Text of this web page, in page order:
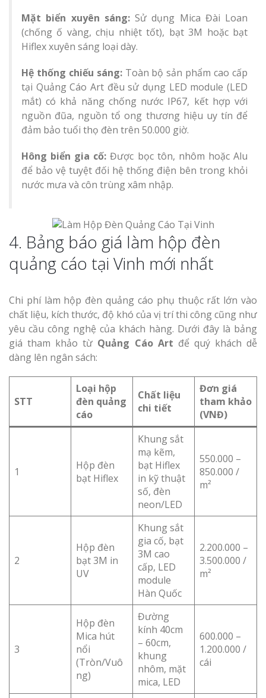
Mặt biển xuyên sáng:Sử dụng Mica Đài Loan
(chống ố vàng, chịu nhiệt tốt), bạt 3M hoặc bạt
Hiflex xuyên sáng loại dày.
Hệ thống chiếu sáng:Toàn bộ sản phẩm cao cấp
tại Quảng Cáo Art đều sử dụng LED module (LED
mắt) có khả năng chống nước IP67, kết hợp với
nguồn đũa, nguồn tổ ong thương hiệu uy tín để
đảm bảo tuổi thọ đèn trên 50.000 giờ.
Hông biển gia cố: Được bọc tôn, nhôm hoặc Alu
để bảo vệ tuyệt đối hệ thống điện bên trong khỏi
nước mưa và côn trùng xâm nhập.
4. Bảng báo giá làm hộp đèn
quảng cáo tại Vinh mới nhất
Chi phí làm hộp đèn quảng cáo phụ thuộc rất lớn vào
chất liệu, kích thước, độ khó của vị trí thi công cũng như
yêu cầu công nghệ của khách hàng. Dưới đây là bảng
giá tham khảo từ Quảng Cáo Art để quý khách dễ
dàng lên ngân sách:
STT
Loại hộp
đèn quảng
cáo
Chất liệu
chi tiết
Đơn giá
tham khảo
(VNĐ)
1
Hộp đèn
bạt Hiflex
Khung sắt
mạ kẽm,
bạt Hiflex
in kỹ thuật
số, đèn
neon/LED
550.000 –
850.000 /
m²
2
Hộp đèn
bạt 3M in
UV
Khung sắt
gia cố, bạt
3M cao
cấp, LED
module
Hàn Quốc
2.200.000 –
3.500.000 /
m²
3
Hộp đèn
Mica hút
nổi
(Tròn/Vuô
ng)
Đường
kính 40cm
– 60cm,
khung
nhôm, mặt
mica, LED
600.000 –
1.200.000 /
cái